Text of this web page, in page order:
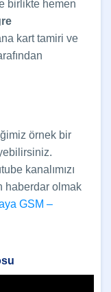
birlikte hemen
kart tamiri ve
örnek bir
kanalımızı
haberdar olmak
GSM –